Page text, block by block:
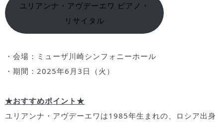
ユリアンナ・アヴデーエワ ピアノ・
リサイタル
・会場：ミューザ川崎シンフォニーホール
・期間：2025年6月3日（火）
★おすすめポイント★
ユリアンナ・アヴデーエワは1985年生まれの、ロシア出身